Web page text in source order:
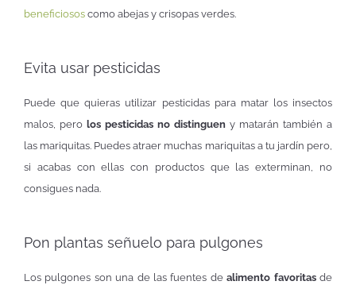
beneficiosos como abejas y crisopas verdes.
Evita usar pesticidas
Puede que quieras utilizar pesticidas para matar los insectos
malos, pero los pesticidas no distinguen y matarán también a
las mariquitas. Puedes atraer muchas mariquitas a tu jardín pero,
si acabas con ellas con productos que las exterminan, no
consigues nada.
Pon plantas señuelo para pulgones
Los pulgones son una de las fuentes dealimento favoritasde